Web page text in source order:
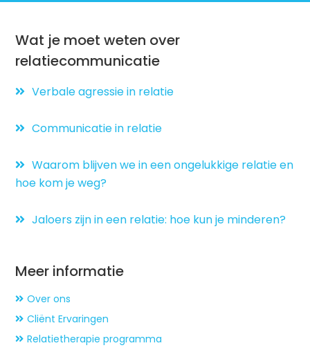
Wat je moet weten over
relatiecommunicatie
Verbale agressie in relatie
Communicatie in relatie
Waarom blijven we in een ongelukkige relatie en
hoe kom je weg?
Jaloers zijn in een relatie: hoe kun je minderen?
Meer informatie
Over ons
Cliënt Ervaringen
Relatietherapie programma